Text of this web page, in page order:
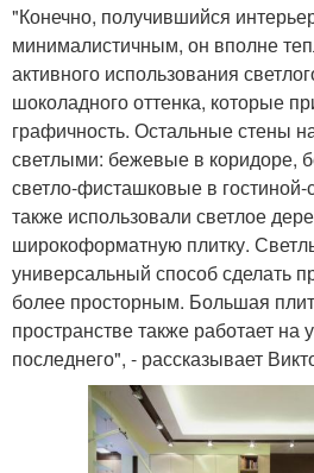
"Конечно, получившийся
минималистичным, он вполне
активного использования
шоколадного оттенка, которые
графичность. Остальные стены
светлыми: бежевые в коридоре,
светло-фисташковые в
также использовали светлое
широкоформатную плитку.
универсальный способ сделать
более просторным. Большая
пространстве также работает на
последнего", - рассказывает